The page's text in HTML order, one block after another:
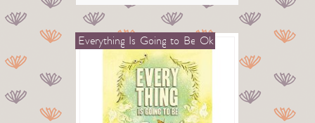
Everything Is Going to Be Ok